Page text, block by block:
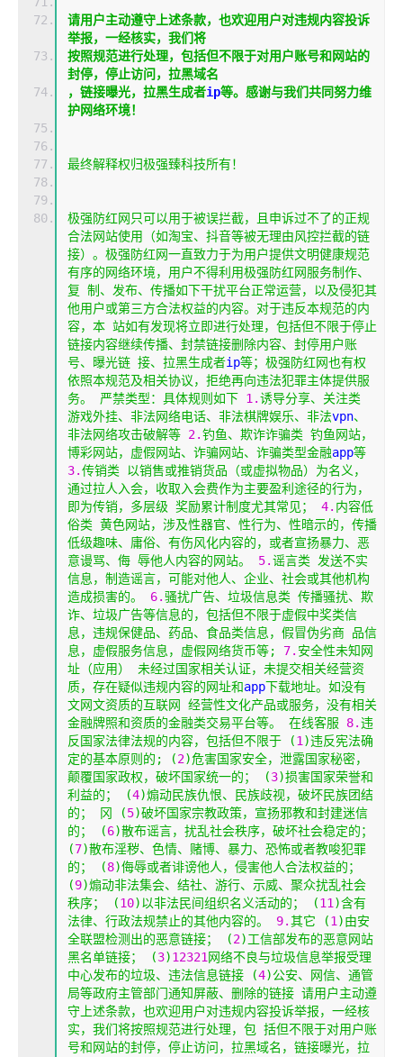
请用户主动遵守上述条款，也欢迎用户对违规内容投诉
举报，一经核实，我们将
按照规范进行处理，包括但不限于对用户账号和网站的
封停，停止访问，拉黑域名
，链接曝光，拉黑生成者ip等。感谢与我们共同努力维
护网络环境！
最终解释权归极强臻科技所有！
极强防红网只可以用于被误拦截，且申诉过不了的正规
合法网站使用（如淘宝、抖音等被无理由风控拦截的链
接）。极强防红网一直致力于为用户提供文明健康规范
有序的网络环境，用户不得利用极强防红网服务制作、
复 制、发布、传播如下干扰平台正常运营，以及侵犯其
他用户或第三方合法权益的内容。对于违反本规范的内
容，本 站如有发现将立即进行处理，包括但不限于停止
链接内容继续传播、封禁链接删除内容、封停用户账
号、曝光链 接、拉黑生成者ip等；极强防红网也有权
依照本规范及相关协议，拒绝再向违法犯罪主体提供服
务。
严禁类型：具体规则如下 1.诱导分享、关注类
游戏外挂、非法网络电话、非法棋牌娱乐、非法vpn、
非法网络攻击破解等 2.钓鱼、欺诈诈骗类 钓鱼网站，
博彩网站，虚假网站、诈骗网站、诈骗类型金融app等
3.传销类 以销售或推销货品（或虚拟物品）为名义，
通过拉人入会，收取入会费作为主要盈利途径的行为，
即为传销，多层级 奖励累计制度尤其常见； 4. 内容低
俗类 黄色网站，涉及性器官、性行为、性暗示的，传播
低级趣味、庸俗、有伤风化内容的，或者宣扬暴力、恶
意谩骂、侮 辱他人内容的网站。 5.谣言类 发送不实
信息，制造谣言，可能对他人、企业、社会或其他机构
造成损害的。
6.骚扰广告、垃圾信息类 传播骚扰、欺
诈、垃圾广告等信息的，包括但不限于虚假中奖类信
息，违规保健品、药品、食品类信息，假冒伪劣商 品信
息，虚假服务信息，虚假网络货币等;
7. 安全性未知网
址（应用）
未经过国家相关认证，未提交相关经营资
质，存在疑似违规内容的网址和app下载地址。如没有
文网文资质的互联网
经营性文化产品或服务，没有相关
金融牌照和资质的金融类交易平台等。
在线客服 8.违
反国家法律法规的内容，包括但不限于
(1 )违反宪法确
定的基本原则的;
(2)危害国家安全，泄露国家秘密，
颠覆国家政权，破坏国家统一的；
(3)损害国家荣誉和
利益的；
(4)煽动民族仇恨、民族歧视，破坏民族团结
的；
冈 (5)破坏国家宗教政策，宣扬邪教和封建迷信
的；
(6)散布谣言，扰乱社会秩序，破坏社会稳定的；
(7)散布淫秽、色情、赌博、暴力、恐怖或者教唆犯罪
的；
(8)侮辱或者诽谤他人，侵害他人合法权益的；
(9)煽动非法集会、结社、游行、示威、聚众扰乱社会
秩序；
(10)以非法民间组织名义活动的； (11 )含有
法律、行政法规禁止的其他内容的。
9.其它 (1 )由安
全联盟检测出的恶意链接；
(2)工信部发布的恶意网站
黑名单链接；
(3)12321 网络不良与垃圾信息举报受理
中心发布的垃圾、违法信息链接
(4)公安、网信、通管
局等政府主管部门通知屏蔽、删除的链接 请用户主动遵
守上述条款，也欢迎用户对违规内容投诉举报，一经核
实，我们将按照规范进行处理，包 括但不限于对用户账
号和网站的封停，停止访问，拉黑域名，链接曝光，拉